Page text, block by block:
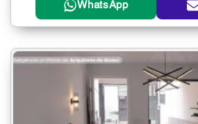
WhatsApp